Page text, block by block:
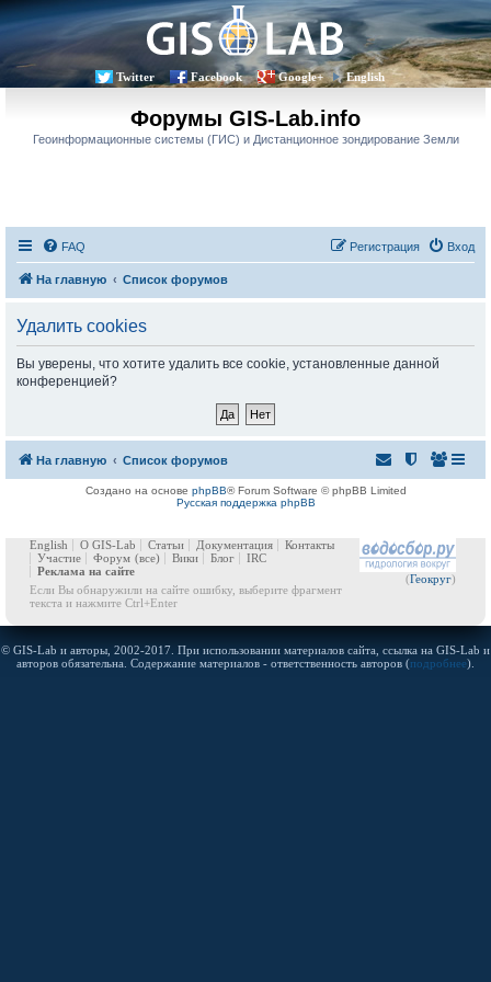
Twitter Facebook Google+ English
Форумы GIS-Lab.info
Геоинформационные системы (ГИС) и Дистанционное зондирование Земли
FAQ Вход
Регистрация
На главную Список форумов
Удалить cookies
Вы уверены, что хотите удалить все cookie, установленные данной
конференцией?
На главную Список форумов
Создано на основе phpBB® Forum Software © phpBB Limited
Русская поддержка phpBB
(Геокруг)
English О GIS-Lab Статьи Документация
Контакты
Участие
Форум (все) Вики Блог
IRC
Реклама на сайте
Если Вы обнаружили на сайте ошибку, выберите фрагмент
текста и нажмите Ctrl+Enter
© GIS-Lab и авторы, 2002-2017. При использовании материалов сайта, ссылка на GIS-Lab и
авторов обязательна. Содержание материалов - ответственность авторов (подробнее).